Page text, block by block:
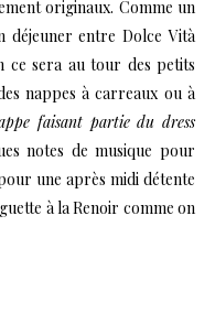
originaux. Comme un
déjeuner entre Dolce Vità
ce sera au tour des petits
nappes à carreaux ou à
faisant partie du dress
notes de musique pour
une après midi détente
à la Renoir comme on